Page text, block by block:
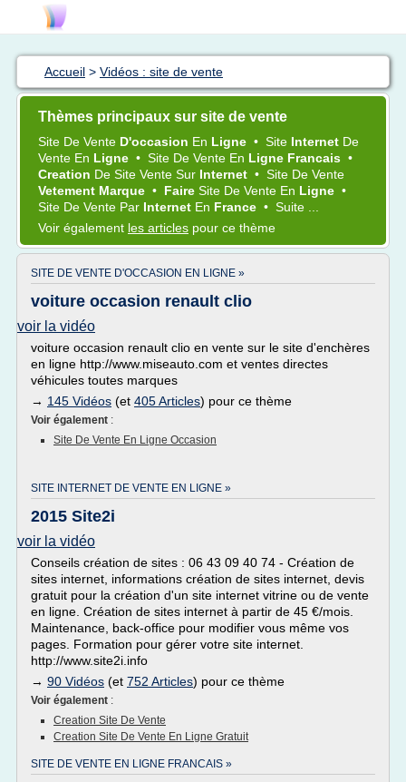
Accueil > Vidéos : site de vente
Thèmes principaux sur site de vente
Site De Vente D'occasion En Ligne • Site Internet De
Vente En Ligne • Site De Vente En Ligne Francais •
Creation De Site Vente Sur Internet • Site De Vente
Vetement Marque • Faire Site De Vente En Ligne •
Site De Vente Par Internet En France • Suite ...
Voir également les articles pour ce thème
SITE DE VENTE D'OCCASION EN LIGNE »
voiture occasion renault clio
voir la vidéo
voiture occasion renault clio en vente sur le site d'enchères
en ligne http://www.miseauto.com et ventes directes
véhicules toutes marques
→ 145 Vidéos (et 405 Articles) pour ce thème
Voir également :
Site De Vente En Ligne Occasion
SITE INTERNET DE VENTE EN LIGNE »
2015 Site2i
voir la vidéo
Conseils création de sites : 06 43 09 40 74 - Création de
sites internet, informations création de sites internet, devis
gratuit pour la création d'un site internet vitrine ou de vente
en ligne. Création de sites internet à partir de 45 €/mois.
Maintenance, back-office pour modifier vous même vos
pages. Formation pour gérer votre site internet.
http://www.site2i.info
→ 90 Vidéos (et 752 Articles) pour ce thème
Voir également :
Creation Site De Vente
Creation Site De Vente En Ligne Gratuit
SITE DE VENTE EN LIGNE FRANCAIS »